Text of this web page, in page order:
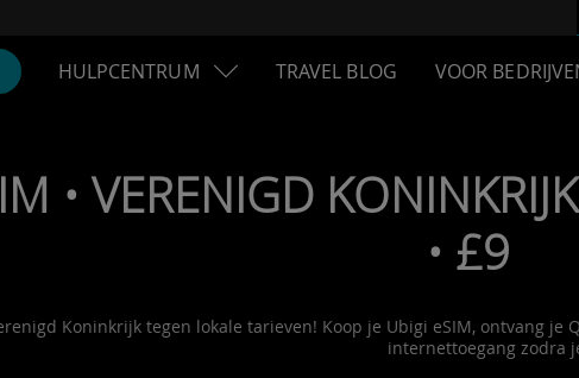
HULPCENTRUM TRAVEL BLOG VOOR
• VERENIGD
• £9
Koninkrijk tegen lokale tarieven! Koop je Ubigi eSIM, ontvang
internettoegang zodra